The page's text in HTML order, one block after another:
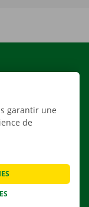
garantir une
de